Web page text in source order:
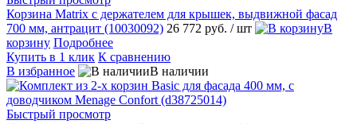
Корзина Matrix с держателем для крышек, выдвижной фасад
700 мм, антрацит (10030092) 26 772 руб. / шт
В
корзину Подробнее
Купить в 1 клик К сравнению
В избранное
В наличии
Быстрый просмотр